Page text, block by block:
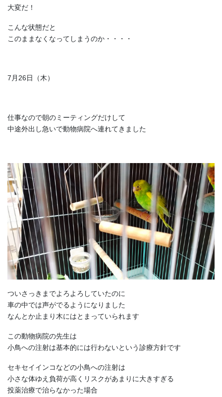
大変だ！
こんな状態だと
このままなくなってしまうのか・・・・
7月26日（木）
仕事なので朝のミーティングだけして
中途外出し急いで動物病院へ連れてきました
ついさっきまでよろよろしていたのに
車の中では声がでるようになりました
なんとか止まり木にはとまっていられます
この動物病院の先生は
小鳥への注射は基本的には行わないという診療方針です
セキセイインコなどの小鳥への注射は
小さな体ゆえ負荷が高くリスクがあまりに大きすぎる
投薬治療で治らなかった場合